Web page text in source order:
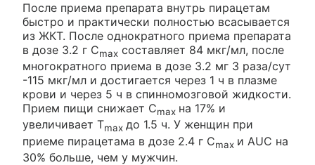
После приема препарата внутрь пирацетам
быстро и практически полностью всасывается
из ЖКТ. После однократного приема препарата
в дозе 3.2 г Cmax составляет 84 мкг/мл, после
многократного приема в дозе 3.2 мг 3 раза/сут
-115 мкг/мл и достигается через 1 ч в плазме
крови и через 5 ч в спинномозговой жидкости.
Прием пищи снижает Cmax на 17% и
увеличивает Тmax до 1.5 ч. У женщин при
приеме пирацетама в дозе 2.4 г Cmax и AUC на
30% больше, чем у мужчин.